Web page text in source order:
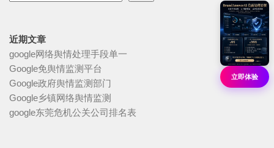
近期文章
google网络舆情处理手段单一
Google免舆情监测平台
Google政府舆情监测部门
Google乡镇网络舆情监测
google东莞危机公关公司排名表
立即体验